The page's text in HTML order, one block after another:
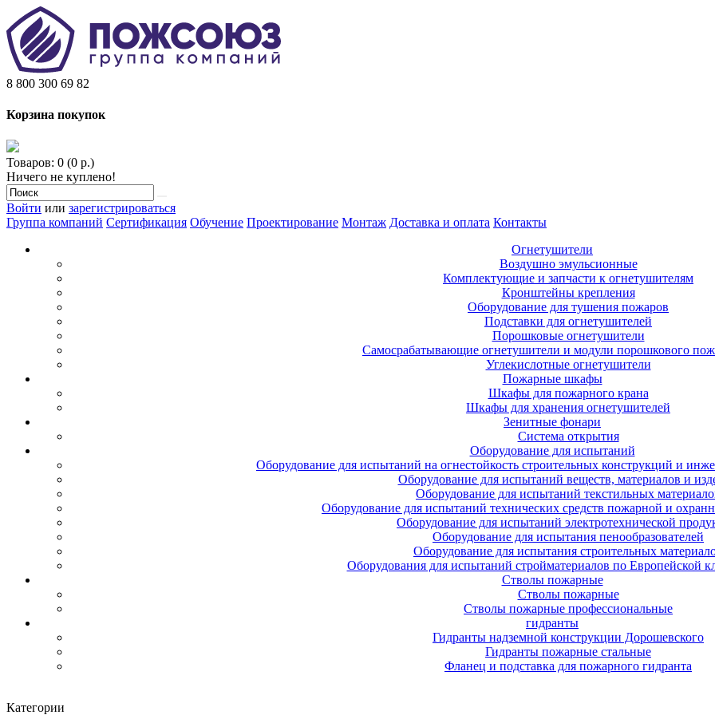
8 800 300 69 82
Корзина покупок
Товаров: 0 (0 р.)
Ничего не куплено!
Войти или зарегистрироваться
Группа компаний Сертификация Обучение Проектирование Монтаж Доставка и оплата Контакты
Огнетушители
Воздушно эмульсионные
Комплектующие и запчасти к огнетушителям
Кронштейны крепления
Оборудование для тушения пожаров
Подставки для огнетушителей
Порошковые огнетушители
Самосрабатывающие огнетушители и модули порошкового
Углекислотные огнетушители
Пожарные шкафы
Шкафы для пожарного крана
Шкафы для хранения огнетушителей
Зенитные фонари
Система открытия
Оборудование для испытаний
Оборудование для испытаний на огнестойкость строительных конструкций и
Оборудование для испытаний веществ, материалов и
Оборудование для испытаний текстильных
Оборудование для испытаний технических средств пожарной и
Оборудование для испытаний электротехнической
Оборудование для испытания пенообразователей
Оборудование для испытания строительных
Оборудования для испытаний стройматериалов по Европейской
Стволы пожарные
Стволы пожарные
Стволы пожарные профессиональные
гидранты
Гидранты надземной конструкции Дорошевского
Гидранты пожарные стальные
Фланец и подставка для пожарного гидранта
Категории